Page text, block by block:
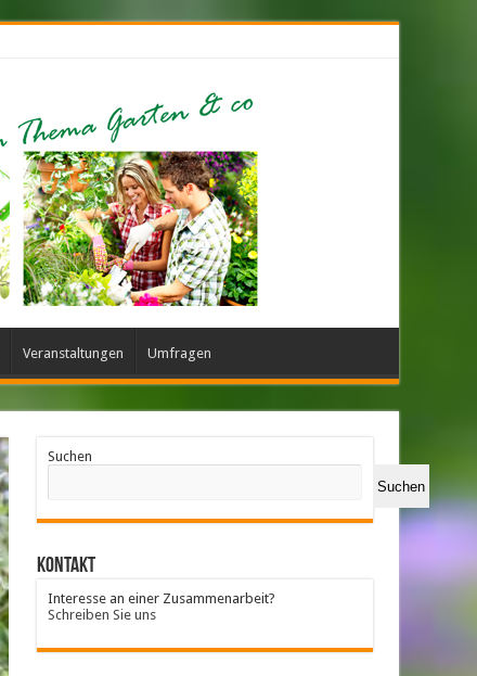
Veranstaltungen Umfragen
Suchen
Suchen
Kontakt
Interesse an einer Zusammenarbeit?
Schreiben Sie uns